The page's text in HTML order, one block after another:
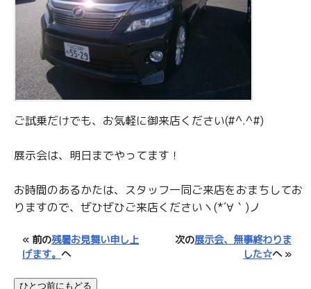
ご試乗だけでも、お気軽に御来店ください(#^.^#)
展示会は、明日までやってます！
お時間のあるかたは、スタッフ一同ご来店をおまちしてお
りますので、ぜひぜひご来店くださいヽ(*´∀｀)ノ
« 前の残暑お見舞い申し上
げます。 へ
次の展示会、無事終わりま
した☆へ »